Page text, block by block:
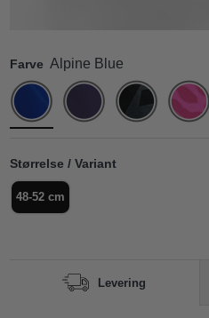
Farve Alpine Blue
Størrelse / Variant
48-52 cm
Levering